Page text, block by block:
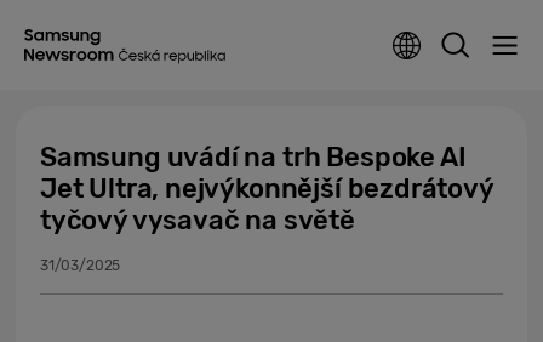
Samsung uvádí na trh Bespoke AI
Jet Ultra, nejvýkonnější bezdrátový
tyčový vysavač na světě
31/03/2025